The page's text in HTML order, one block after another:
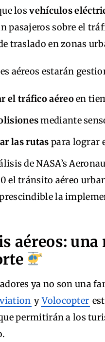
losvehículos
pasajeros sobre el
traslado en zonas
aéreos estarán
el tráfico aéreoen
mediante
las rutas para lograr
de NASA’s
el tránsito aéreo
la
aéreos:
ya no son una
y Volocopter
permitirán a los